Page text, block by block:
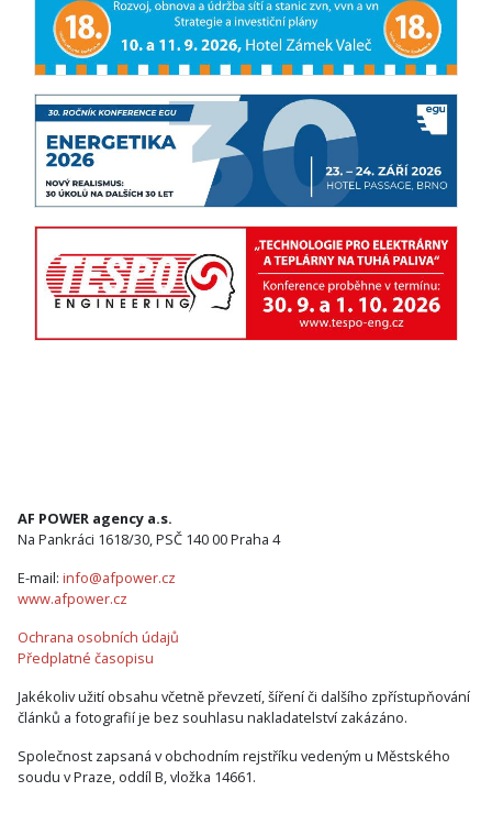
AF POWER agency a.s.
Na Pankráci 1618/30, PSČ 140 00 Praha 4
E-mail: info@afpower.cz
www.afpower.cz
Ochrana osobních údajů
Předplatné časopisu
Jakékoliv užití obsahu včetně převzetí, šíření či dalšího zpřístupňování
článků a fotografií je bez souhlasu nakladatelství zakázáno.
Společnost zapsaná v obchodním rejstříku vedeným u Městského
soudu v Praze, oddíl B, vložka 14661.